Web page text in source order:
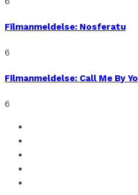
Filmanmeldelse: Nosferatu
6
Filmanmeldelse: Call Me By
6